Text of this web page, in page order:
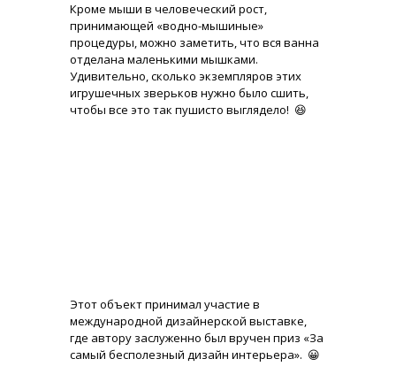
Кроме мыши в человеческий рост,
принимающей «водно-мышиные»
процедуры, можно заметить, что вся ванна
отделана маленькими мышками.
Удивительно, сколько экземпляров этих
игрушечных зверьков нужно было сшить,
чтобы все это так пушисто выглядело! 😆
Этот объект принимал участие в
международной дизайнерской выставке,
где автору заслуженно был вручен приз «За
самый бесполезный дизайн интерьера». 😀